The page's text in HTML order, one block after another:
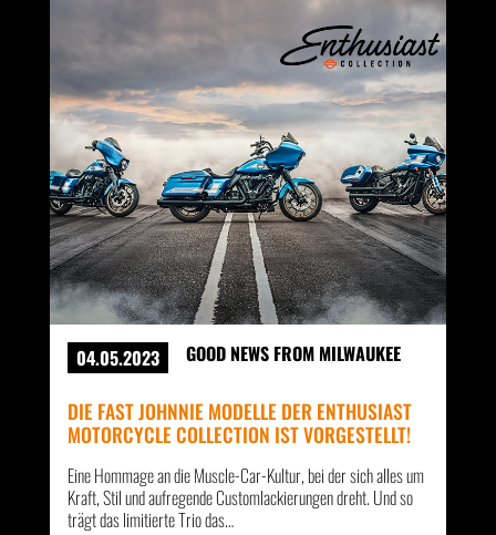
04.05.2023 GOOD NEWS FROM MILWAUKEE
DIE FAST JOHNNIE MODELLE DER ENTHUSIAST
MOTORCYCLE COLLECTION IST VORGESTELLT!
Eine Hommage an die Muscle-Car-Kultur, bei der sich alles um
Kraft, Stil und aufregende Customlackierungen dreht. Und so
trägt das limitierte Trio das…